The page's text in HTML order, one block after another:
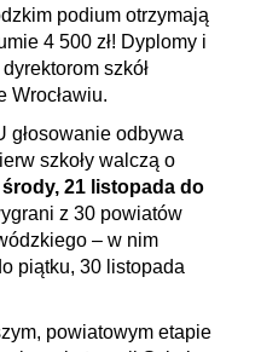
podium otrzymają
4 500 zł! Dyplomy i
szkół
Wrocławiu.
głosowanie odbywa
szkoły walczą o
21 listopada do
z 30 powiatów
– w nim
piątku, 30 listopada
powiatowym etapie